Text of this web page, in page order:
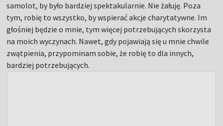
samolot, by było bardziej spektakularnie. Nie żałuję. Poza
tym, robię to wszystko, by wspierać akcje charytatywne. Im
głośniej będzie o mnie, tym więcej potrzebujących skorzysta
na moich wyczynach. Nawet, gdy pojawiają się u mnie chwile
zwątpienia, przypominam sobie, że robię to dla innych,
bardziej potrzebujących.